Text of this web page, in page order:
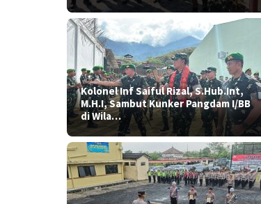
Kolonel Inf Saiful Rizal, S.Hub.Int,
M.H.I, Sambut Kunker Pangdam I/BB
di Wila…